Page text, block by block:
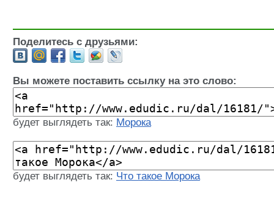
Поделитесь с друзьями:
Вы можете поставить ссылку на это слово:
будет выглядеть так: Морока
будет выглядеть так: Что такое Морока